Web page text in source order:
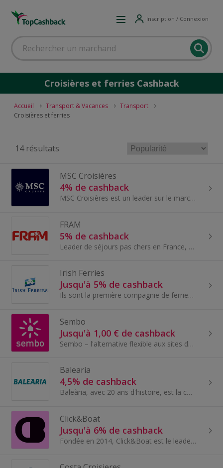
Inscription / Connexion
Croisières et ferries Cashback
Accueil Transport & Vacances
Transport
Croisières et ferries
14 résultats
MSC Croisières
4% de cashback
MSC Croisières est un leader sur le marché des croisières en Europe, en Méditerranée, en Afrique du Sud et en Amérique du Sud. La compagnie de croi...
FRAM
5% de cashback
Leader de séjours pas chers en France, fram.com a été lancée depuis 1949 en ligne par le groupe Karavel qui regroupe de nombreuses marques telles q...
Irish Ferries
Jusqu'à 5% de cashback
Ils sont la première compagnie de ferries à vendre des voyages vers l'Irlande depuis la Grande-Bretagne et le continent... et à vendre des voyages...
Sembo
Jusqu'à 1,00 € de cashback
Sembo – l'alternative flexible aux sites de réservation de voyages traditionnels. Avec Sembo, vous pouvez tout réserver, d'un simple séjour à l'...
Balearia
4,5% de cashback
Baleària, avec 20 ans d'histoire, est la compagnie maritime leader dans le transport de passagers et de fret en liaison avec les îles Baléares...
Click&Boat
Jusqu'à 6% de cashback
Fondée en 2014, Click&Boat est le leader européen de l’affrètement nautique. La plateforme répertorie plus de 50 000 bateaux disponibles avec ou sa...